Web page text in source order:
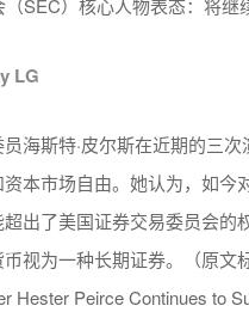
LG
海斯特·皮尔斯在近期的三
本市场自由。她认为，如今
出了美国证券交易委员会的
视为一种长期证券。（原文
Hester Peirce Continues to